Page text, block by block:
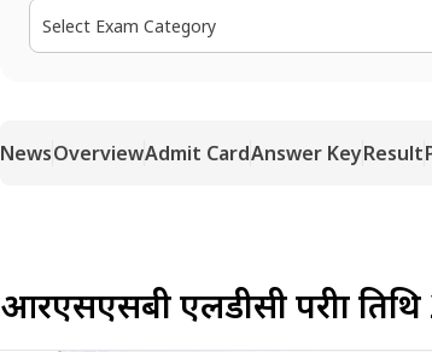
Select Exam Category
NewsOverviewAdmit CardAnswer KeyResult
आरएसएसबी एलडीसी परीक्षा